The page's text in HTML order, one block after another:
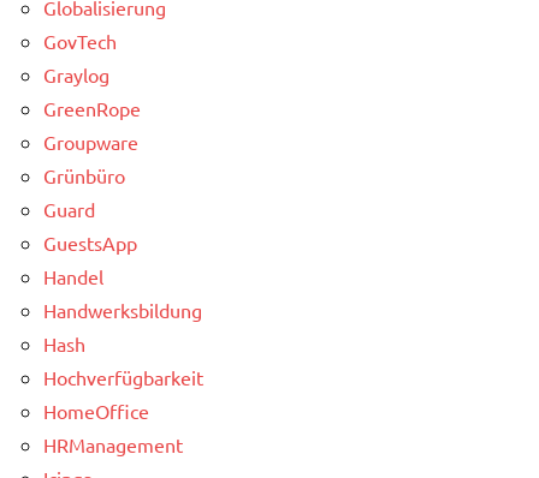
Globalisierung
GovTech
Graylog
GreenRope
Groupware
Grünbüro
Guard
GuestsApp
Handel
Handwerksbildung
Hash
Hochverfügbarkeit
HomeOffice
HRManagement